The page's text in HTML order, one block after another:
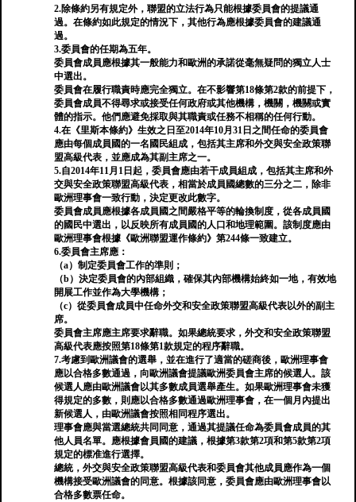
2.除條約另有規定外，聯盟的立法行為只能根據委員會的提議通
過。在條約如此規定的情況下，其他行為應根據委員會的建議通
過。
3.委員會的任期為五年。
委員會成員應根據其一般能力和歐洲的承諾從毫無疑問的獨立人士
中選出。
委員會在履行職責時應完全獨立。在不影響第18條第2款的前提下，
委員會成員不得尋求或接受任何政府或其他機構，機關，機關或實
體的指示。他們應避免採取與其職責或任務不相稱的任何行動。
4.在《里斯本條約》生效之日至2014年10月31日之間任命的委員會
應由每個成員國的一名國民組成，包括其主席和外交與安全政策聯
盟高級代表，並應成為其副主席之一。
5.自2014年11月1日起，委員會應由若干成員組成，包括其主席和外
交與安全政策聯盟高級代表，相當於成員國總數的三分之二，除非
歐洲理事會一致行動，決定更改此數字。
委員會成員應根據各成員國之間嚴格平等的輪換制度，從各成員國
的國民中選出，以反映所有成員國的人口和地理範圍。該制度應由
歐洲理事會根據《歐洲聯盟運作條約》第244條一致建立。
6.委員會主席應：
（a）制定委員會工作的準則；
（b）決定委員會的內部組織，確保其內部機構始終如一地，有效地
開展工作並作為大學機構；
（c）從委員會成員中任命外交和安全政策聯盟高級代表以外的副主
席。
委員會主席應主席要求辭職。如果總統要求，外交和安全政策聯盟
高級代表應按照第18條第1款規定的程序辭職。
7.考慮到歐洲議會的選舉，並在進行了適當的磋商後，歐洲理事會
應以合格多數通過，向歐洲議會提議歐洲委員會主席的候選人。該
候選人應由歐洲議會以其多數成員選舉產生。如果歐洲理事會未獲
得規定的多數，則應以合格多數通過歐洲理事會，在一個月內提出
新候選人，由歐洲議會按照相同程序選出。
理事會應與當選總統共同同意，通過其提議任命為委員會成員的其
他人員名單。應根據會員國的建議，根據第3款第2項和第5款第2項
規定的標准進行選擇。
總統，外交與安全政策聯盟高級代表和委員會其他成員應作為一個
機構接受歐洲議會的同意。根據該同意，委員會應由歐洲理事會以
合格多數票任命。